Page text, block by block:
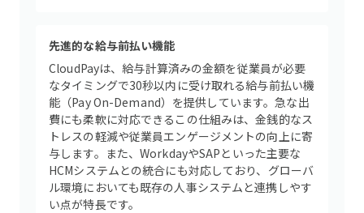
先進的な給与前払い機能
CloudPayは、給与計算済みの金額を従業員が必要
なタイミングで30秒以内に受け取れる給与前払い機
能（Pay On-Demand）を提供しています。急な出
費にも柔軟に対応できるこの仕組みは、金銭的なス
トレスの軽減や従業員エンゲージメントの向上に寄
与します。また、WorkdayやSAPといった主要な
HCMシステムとの統合にも対応しており、グローバ
ル環境においても既存の人事システムと連携しやす
い点が特長です。